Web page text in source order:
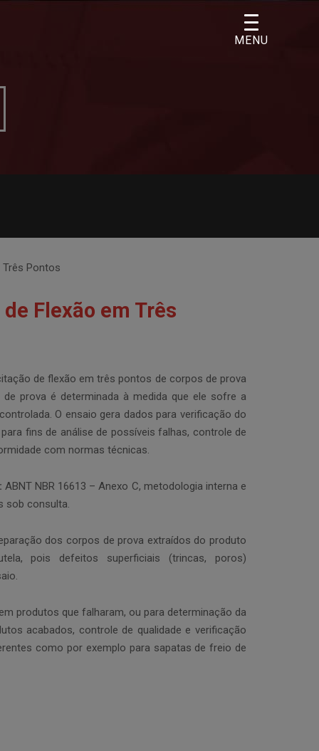
Pontos
Flexão em Três
de flexão em três pontos de corpos de prova
prova é determinada à medida que ele sofre a
O ensaio gera dados para verificação do
fins de análise de possíveis falhas, controle de
com normas técnicas.
ABNT NBR 16613 – Anexo C, metodologia interna e
sob consulta.
dos corpos de prova extraídos do produto
pois defeitos superficiais (trincas, poros)
produtos que falharam, ou para determinação da
acabados, controle de qualidade e verificação
como por exemplo para sapatas de freio de
MENU